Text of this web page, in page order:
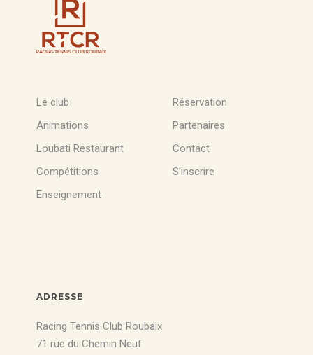
Le club
Animations
Loubati Restaurant
Compétitions
Enseignement
Réservation
Partenaires
Contact
S’inscrire
ADRESSE
Racing Tennis Club Roubaix
71 rue du Chemin Neuf